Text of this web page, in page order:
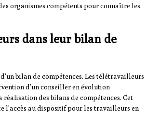
organismes compétents pour connaître les
dans leur bilan de
bilan de compétences. Les télétravailleurs
d’un conseiller en évolution
des bilans de compétences. Cet
l’accès au dispositif pour les travailleurs en